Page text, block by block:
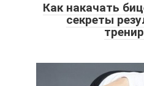
Как накачать
секреты